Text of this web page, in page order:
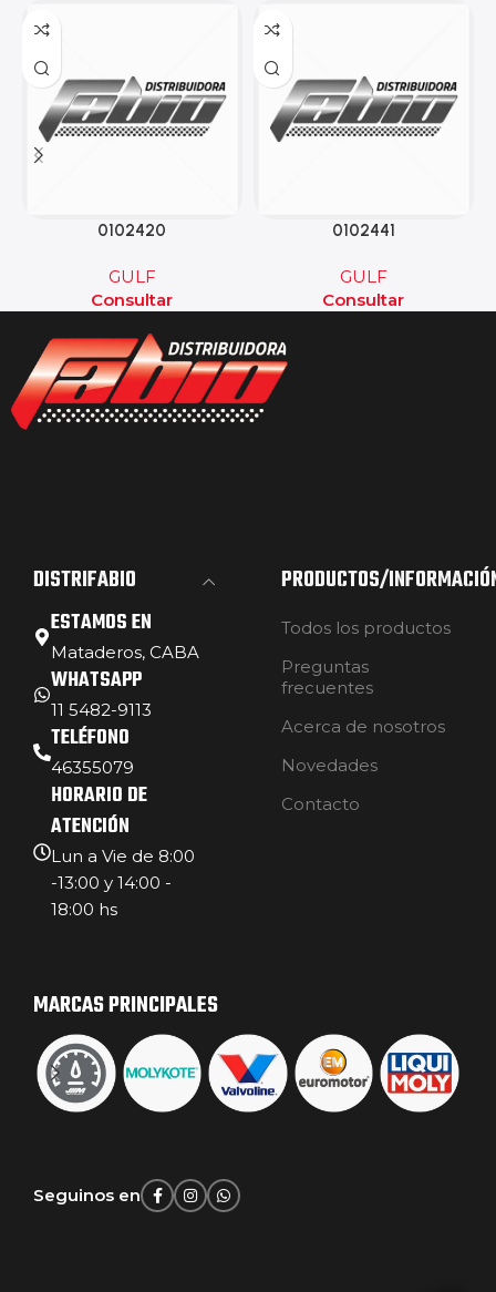
0102420
GULF
Consultar
0102441
GULF
Consultar
DISTRIFABIO
ESTAMOS EN
Mataderos, CABA
WHATSAPP
11 5482-9113
TELÉFONO
46355079
HORARIO DE
ATENCIÓN
Lun a Vie de 8:00
-13:00 y 14:00 -
18:00 hs
PRODUCTOS/
Todos los productos
Preguntas
frecuentes
Acerca de nosotros
Novedades
Contacto
MARCAS PRINCIPALES
Seguinos en